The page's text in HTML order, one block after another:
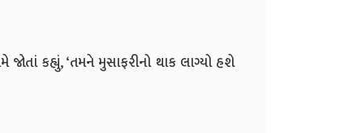
જોતાં કહ્યું, ‘તમને મુસાફરીનો થાક લાગ્યો હશે